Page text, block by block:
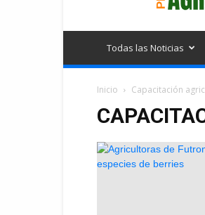
Todas las Noticias
Inicio Capacitación